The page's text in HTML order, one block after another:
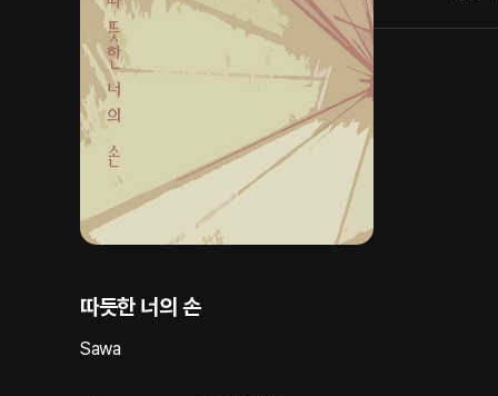
따듯한 너의 손
Sawa